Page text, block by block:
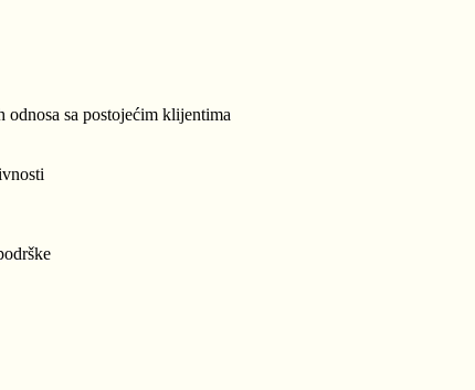
sa postojećim klijentima